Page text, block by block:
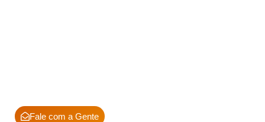
Fale com a Gente